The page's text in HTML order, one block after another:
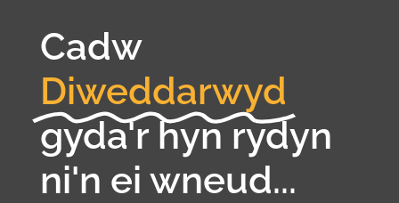
Cadw
Diweddarwyd
gyda'r hyn rydyn
ni'n ei wneud...